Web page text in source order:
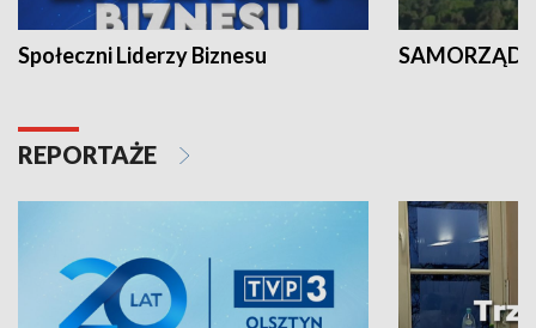
Społeczni Liderzy Biznesu SAMORZĄD
REPORTAŻE